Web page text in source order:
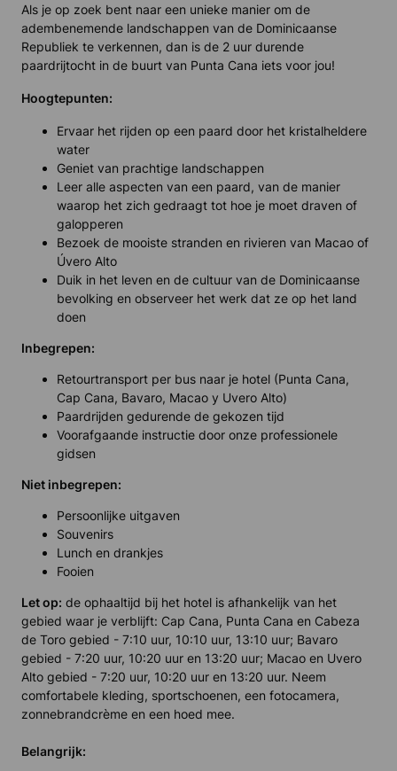
Als je op zoek bent naar een unieke manier om de
adembenemende landschappen van de Dominicaanse
Republiek te verkennen, dan is de 2 uur durende
paardrijtocht in de buurt van Punta Cana iets voor jou!
Hoogtepunten:
Ervaar het rijden op een paard door het kristalheldere
water
Geniet van prachtige landschappen
Leer alle aspecten van een paard, van de manier
waarop het zich gedraagt tot hoe je moet draven of
galopperen
Bezoek de mooiste stranden en rivieren van Macao of
Úvero Alto
Duik in het leven en de cultuur van de Dominicaanse
bevolking en observeer het werk dat ze op het land
doen
Inbegrepen:
Retourtransport per bus naar je hotel (Punta Cana,
Cap Cana, Bavaro, Macao y Uvero Alto)
Paardrijden gedurende de gekozen tijd
Voorafgaande instructie door onze professionele
gidsen
Niet inbegrepen:
Persoonlijke uitgaven
Souvenirs
Lunch en drankjes
Fooien
Let op: de ophaaltijd bij het hotel is afhankelijk van het
gebied waar je verblijft: Cap Cana, Punta Cana en Cabeza
de Toro gebied - 7:10 uur, 10:10 uur, 13:10 uur; Bavaro
gebied - 7:20 uur, 10:20 uur en 13:20 uur; Macao en Uvero
Alto gebied - 7:20 uur, 10:20 uur en 13:20 uur. Neem
comfortabele kleding, sportschoenen, een fotocamera,
zonnebrandcrème en een hoed mee.
Belangrijk: